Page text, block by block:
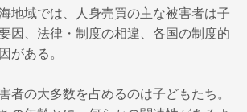
地域では、人身売買の主な被害者は子
因、法律・制度の相違、各国の制度的
がある。
者の大多数を占めるのは子どもたち。